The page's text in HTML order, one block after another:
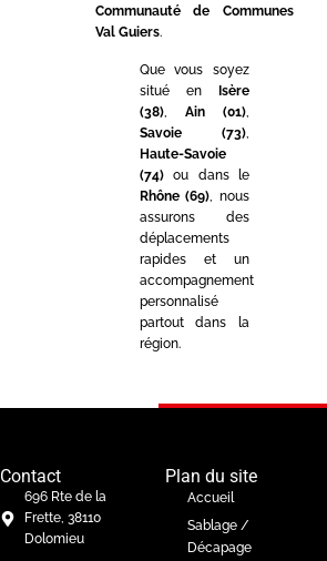
Communauté de Communes
Val Guiers.
Que vous soyez
situé en Isère
(38), Ain (01)
Savoie (73)
Haute-Savoie
(74)ou dans le
Rhône (69) , nous
assurons des
déplacements
rapides et un
accompagnement
personnalisé
partout dans la
région.
Contact
696 Rte de la
Frette, 38110
Dolomieu
Plan du site
Accueil
Sablage /
Décapage